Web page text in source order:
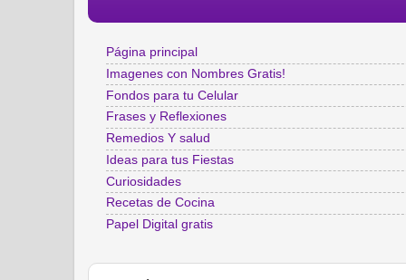
Página principal
Imagenes con Nombres Gratis!
Fondos para tu Celular
Frases y Reflexiones
Remedios Y salud
Ideas para tus Fiestas
Curiosidades
Recetas de Cocina
Papel Digital gratis